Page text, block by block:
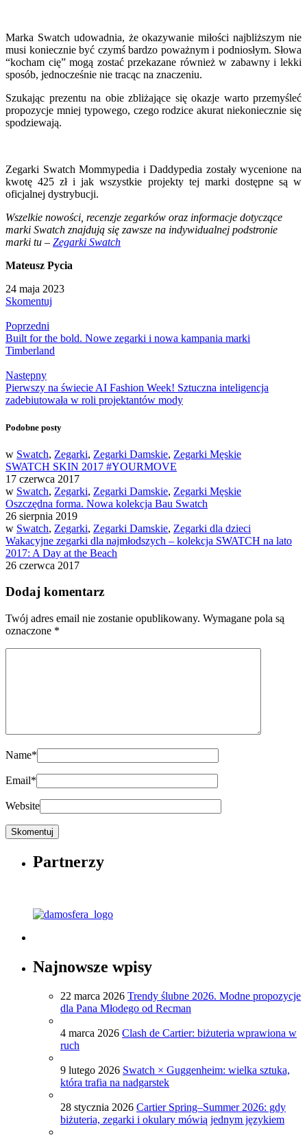
Marka Swatch udowadnia, że okazywanie miłości najbliższym nie
musi koniecznie być czymś bardzo poważnym i podniosłym. Słowa
“kocham cię” mogą zostać przekazane również w zabawny i lekki
sposób, jednocześnie nie tracąc na znaczeniu.
Szukając prezentu na obie zbliżające się okazje warto przemyśleć
propozycje mniej typowego, czego rodzice akurat niekoniecznie się
spodziewają.
Zegarki Swatch Mommypedia i Daddypedia zostały wycenione na
kwotę 425 zł i jak wszystkie projekty tej marki dostępne są w
oficjalnej dystrybucji.
Wszelkie nowości, recenzje zegarków oraz informacje dotyczące
marki Swatch znajdują się zawsze na indywidualnej podstronie
marki tu – Zegarki Swatch
Mateusz Pycia
24 maja 2023
Skomentuj
Poprzedni
Built for the bold. Nowe zegarki i nowa kampania marki
Timberland
Następny
Pierwszy na świecie AI Fashion Week! Sztuczna inteligencja
zadebiutowała w roli projektantów mody
Podobne posty
w Swatch, Zegarki, Zegarki Damskie, Zegarki Męskie
SWATCH SKIN 2017 #YOURMOVE
17 czerwca 2017
w Swatch, Zegarki, Zegarki Damskie, Zegarki Męskie
Oszczędna forma. Nowa kolekcja Bau Swatch
26 sierpnia 2019
w Swatch, Zegarki, Zegarki Damskie, Zegarki dla dzieci
Wakacyjne zegarki dla najmłodszych – kolekcja SWATCH na lato
2017: A Day at the Beach
26 czerwca 2017
Dodaj komentarz
Twój adres email nie zostanie opublikowany. Wymagane pola są
oznaczone *
Name*
Email*
Website
Partnerzy
Najnowsze wpisy
22 marca 2026 Trendy ślubne 2026. Modne propozycje
dla Pana Młodego od Recman
4 marca 2026 Clash de Cartier: biżuteria wprawiona w
ruch
9 lutego 2026 Swatch × Guggenheim: wielka sztuka,
która trafia na nadgarstek
28 stycznia 2026 Cartier Spring–Summer 2026: gdy
biżuteria, zegarki i okulary mówią jednym językiem